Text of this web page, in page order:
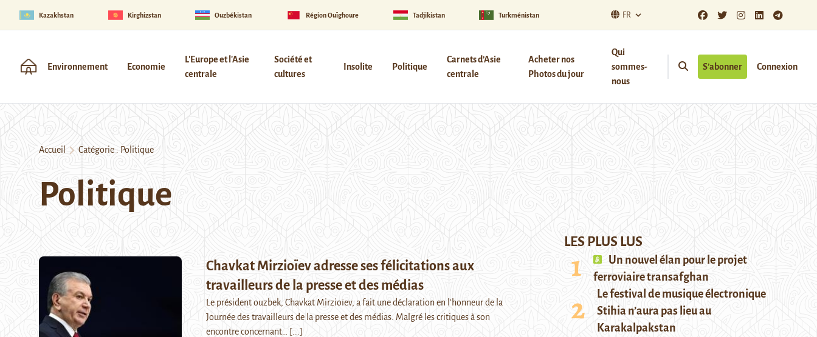
Kazakhstan Kirghizstan Ouzbékistan Région Ouïghoure Tadjikistan Turkménistan FR
Environnement Economie
L'Europe et l'Asie
centrale
Société et
cultures
Insolite Politique
Carnets d’Asie
centrale
Acheter nos
Photos du jour
Qui
sommes-
nous
S’abonner Connexion
Accueil Catégorie : Politique
Politique
Chavkat Mirzioïev adresse ses félicitations aux
travailleurs de la presse et des médias
Le président ouzbek, Chavkat Mirzioïev, a fait une déclaration en l’honneur de la
Journée des travailleurs de la presse et des médias. Malgré les critiques à son
encontre concernant…
[...]
LES PLUS LUS
Un nouvel élan pour le projet
ferroviaire transafghan
Le festival de musique électronique
Stihia n’aura pas lieu au
Karakalpakstan